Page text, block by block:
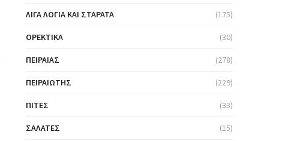
ΛΊΓΑ ΛΌΓΙΑ ΚΑΙ ΣΤΑΡΆΤΑ (175)
ΟΡΕΚΤΙΚΆ (30)
ΠΕΙΡΑΙΆΣ (278)
ΠΕΙΡΑΙΏΤΗΣ (229)
ΠΊΤΕΣ (33)
ΣΑΛΆΤΕΣ (15)